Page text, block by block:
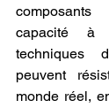
capacité à
techniques
peuvent
monde réel,